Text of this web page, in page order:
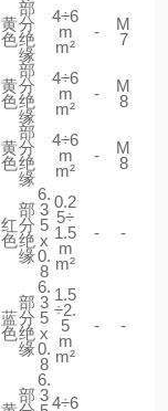
黄
色
部
分
绝
缘
4÷6
m
m²
-
M
7
黄
色
部
分
绝
缘
4÷6
m
m²
-
M
8
黄
色
部
分
绝
缘
4÷6
m
m²
-
M
8
红
色
部
分
绝
缘
6.
3
5
x
0.
8
0.2
5÷
1.5
m
m²
- -
蓝
色
部
分
绝
缘
6.
3
5
x
0.
8
1.5
÷2.
5
m
m²
- -
部
6.
3 4÷6